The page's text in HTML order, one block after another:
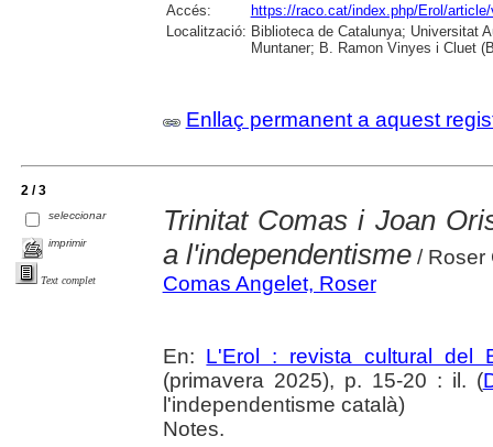
Accés:
https://raco.cat/index.php/Erol/
Localització: Biblioteca de Catalunya; Universitat
Muntaner; B. Ramon Vinyes i Cluet
Enllaç permanent a aquest
2 / 3
seleccionar
imprimir
Text complet
Trinitat Comas i Joan
a l'independentisme/ Roser
Comas Angelet, Roser
En: L'Erol : revista cultural del
(primavera 2025), p. 15-20 : il. (
l'independentisme català)
Notes.